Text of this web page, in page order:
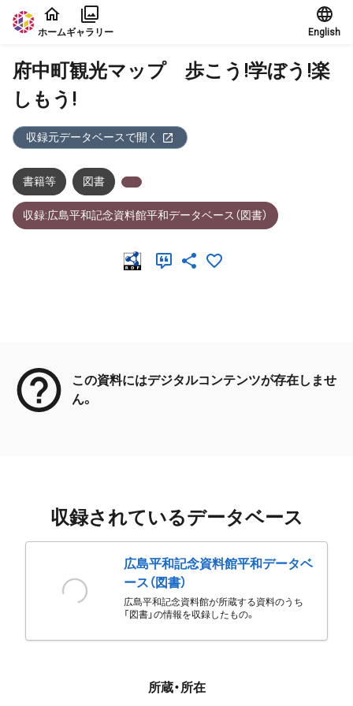
本文に飛ぶ
ホームギャラリー English
府中町観光マップ 歩こう!学ぼう!楽
しもう!
収録元データベースで開く
書籍等 図書
収録:広島平和記念資料館平和データベース（図書）
この資料にはデジタルコンテンツが存在しませ
ん。
収録されているデータベース
広島平和記念資料館平和データベ
ース（図書）
広島平和記念資料館が所蔵する資料のうち
「図書」の情報を収録したもの。
所蔵・所在